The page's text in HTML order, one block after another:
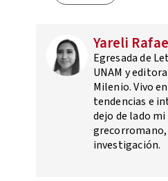
Yareli
Egresada de
UNAM y
Milenio. Vivo
tendencias e
dejo de lado
investigación.